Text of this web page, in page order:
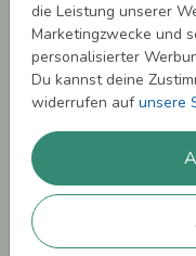
die Leistung unserer
Marketingzwecke und
personalisierter
Du kannst deine
widerrufen aufunsere
Melde Dich zu
Laufenden.
dass wir Dich mit neuesten
können. Dies umfasst den
Produktinformationen zu
Facebook und Google